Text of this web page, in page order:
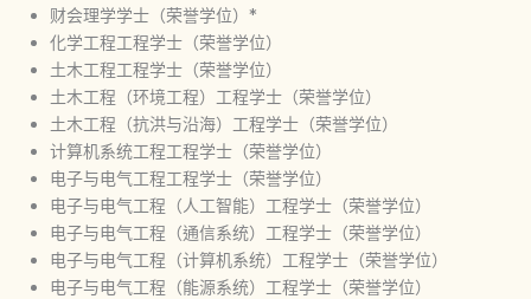
财会理学学士（荣誉学位）*
化学工程工程学士（荣誉学位）
土木工程工程学士（荣誉学位）
土木工程（环境工程）工程学士（荣誉学位）
土木工程（抗洪与沿海）工程学士（荣誉学位）
计算机系统工程工程学士（荣誉学位）
电子与电气工程工程学士（荣誉学位）
电子与电气工程（人工智能）工程学士（荣誉学位）
电子与电气工程（通信系统）工程学士（荣誉学位）
电子与电气工程（计算机系统）工程学士（荣誉学位）
电子与电气工程（能源系统）工程学士（荣誉学位）